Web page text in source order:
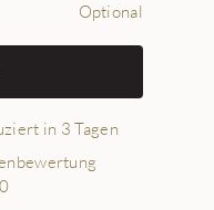
Optional
in 3 Tagen